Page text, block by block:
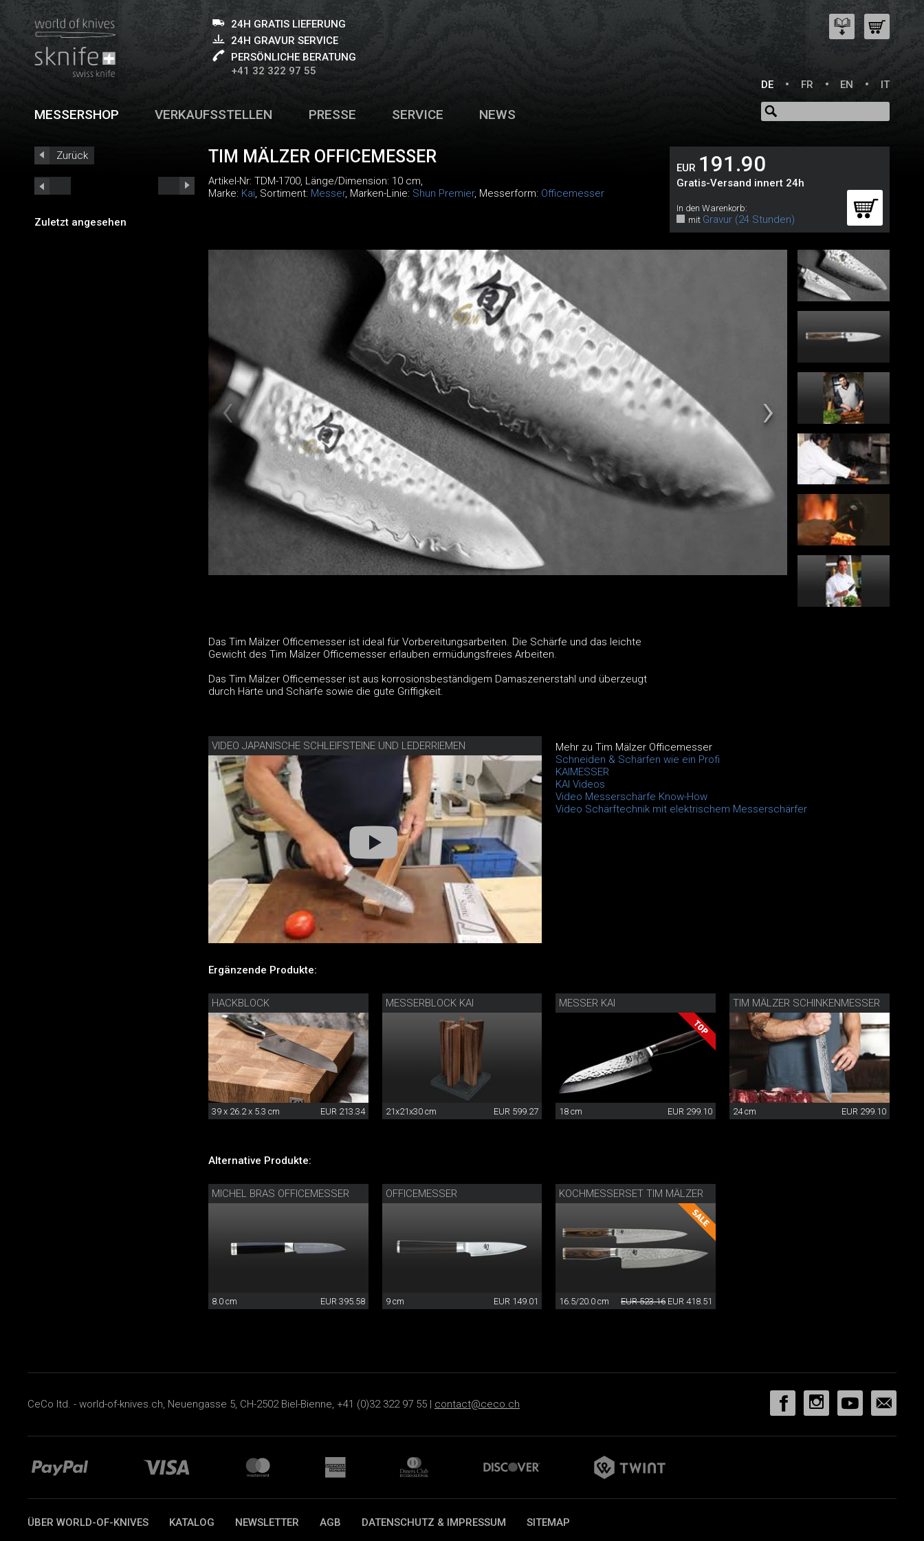
24H GRATIS LIEFERUNG
24H GRAVUR SERVICE
PERSÖNLICHE BERATUNG
+41 32 322 97 55
DE
FR EN IT
MESSERSHOP VERKAUFSSTELLEN PRESSE SERVICE NEWS
Zurück
Zuletzt angesehen
TIM MÄLZER OFFICEMESSER
Artikel-Nr: TDM-1700, Länge/Dimension: 10 cm,
Marke: Kai, Sortiment: Messer, Marken-Linie: Shun Premier, Messerform: Officemesser
EUR 191.90
Gratis-Versand innert 24h
In den Warenkorb:
mit Gravur (24 Stunden)
Das Tim Mälzer Officemesser ist ideal für Vorbereitungsarbeiten. Die Schärfe und das leichte
Gewicht des Tim Mälzer Officemesser erlauben ermüdungsfreies Arbeiten.
Das Tim Mälzer Officemesser ist aus korrosionsbeständigem Damaszenerstahl und überzeugt
durch Härte und Schärfe sowie die gute Griffigkeit.
VIDEO JAPANISCHE SCHLEIFSTEINE UND LEDERRIEMEN
Mehr zu Tim Mälzer Officemesser
Schneiden & Schärfen wie ein Profi
KAIMESSER
KAI Videos
Video Messerschärfe Know-How
Video Schärftechnik mit elektrischem Messerschärfer
Ergänzende Produkte:
HACKBLOCK
39 x 26.2 x 5.3 cm EUR 213.34
MESSERBLOCK KAI
21x21x30 cm EUR 599.27
MESSER KAI
18 cm EUR 299.10
TIM MÄLZER SCHINKENMESSER
24 cm EUR 299.10
Alternative Produkte:
MICHEL BRAS OFFICEMESSER
8.0 cm EUR 395.58
OFFICEMESSER
9 cm EUR 149.01
KOCHMESSERSET TIM MÄLZER
16.5/20.0 cm EUR 523.16 EUR 418.51
CeCo ltd. - world-of-knives.ch, Neuengasse 5, CH-2502 Biel-Bienne, +41 (0)32 322 97 55 | contact@ceco.ch
ÜBER WORLD-OF-KNIVES KATALOG NEWSLETTER AGB DATENSCHUTZ & IMPRESSUM SITEMAP